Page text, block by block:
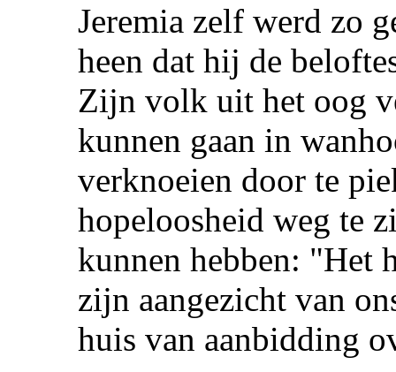
Jeremia zelf werd zo
heen dat hij de
Zijn volk uit het oog
kunnen gaan in
verknoeien door te
hopeloosheid weg te
kunnen hebben: "Het
zijn aangezicht van
huis van aanbidding